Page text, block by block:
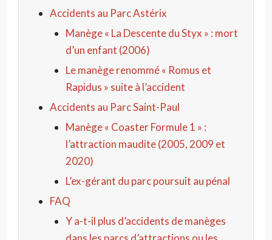
Accidents au Parc Astérix
Manège « La Descente du Styx » : mort
d’un enfant (2006)
Le manège renommé « Romus et
Rapidus » suite à l’accident
Accidents au Parc Saint-Paul
Manège « Coaster Formule 1 » :
l’attraction maudite (2005, 2009 et
2020)
L’ex-gérant du parc poursuit au pénal
FAQ
Y a-t-il plus d’accidents de manèges